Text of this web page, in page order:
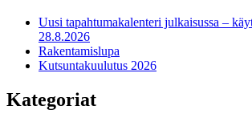
Uusi tapahtumakalenteri julkaisussa –
28.8.2026
Rakentamislupa
Kutsuntakuulutus 2026
Kategoriat